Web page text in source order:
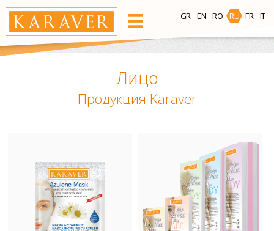
ПРОДУКЦИЯ
Зона депиляции
подмышек
Теплый Воск
Bees Wax
GR EN RO RU FR IT
Лицо
Продукция Karaver